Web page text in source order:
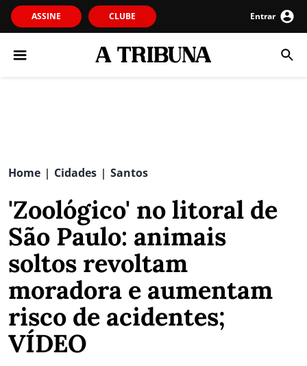
ASSINE CLUBE Entrar
Home | Cidades | Santos
'Zoológico' no litoral de
São Paulo: animais
soltos revoltam
moradora e aumentam
risco de acidentes;
VÍDEO